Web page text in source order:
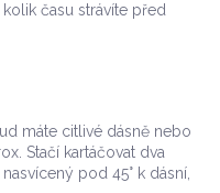
času strávíte před
máte citlivé dásně nebo
Stačí kartáčovat dva
pod 45° k dásní,